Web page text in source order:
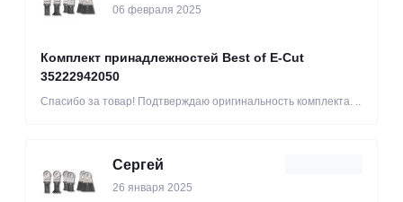
06 февраля 2025
Комплект принадлежностей Best of E-Cut
35222942050
Спасибо за товар! Подтверждаю оригинальность комплекта. ..
Сергей
26 января 2025